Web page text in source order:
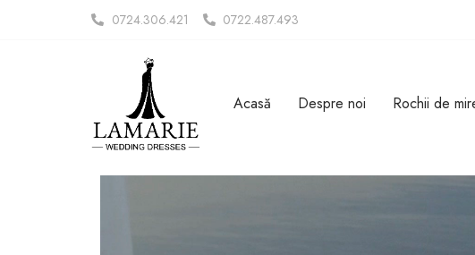
0724.306.421 0722.487.493
Acasă Despre noi Rochii de